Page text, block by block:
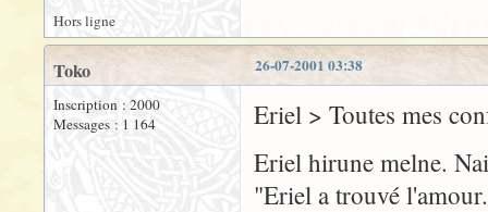
Hors ligne
26-07-2001 03:38
Toko
Inscription : 2000
Messages : 1 164
Eriel > Toutes mes
Eriel hirune melne.
"Eriel a trouvé